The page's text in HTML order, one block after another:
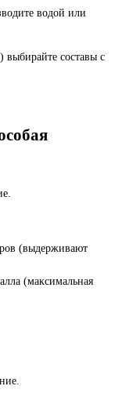
водой или
выбирайте составы с
(выдерживают
(максимальная